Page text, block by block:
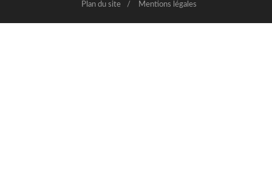
Plan du site Mentions légales